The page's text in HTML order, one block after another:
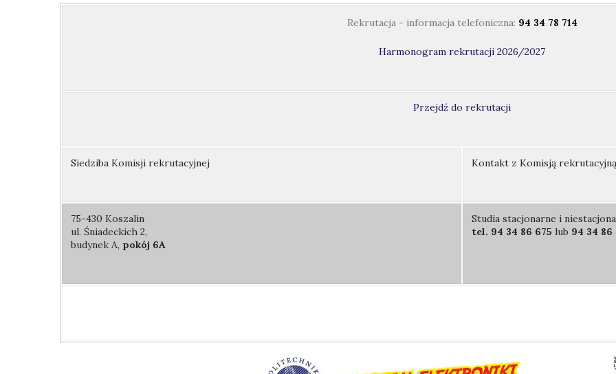
Rekrutacja - informacja telefoniczna: 94 34 78 714
Harmonogram rekrutacji 2026/2027
Przejdź do rekrutacji
Siedziba Komisji rekrutacyjnej Kontakt z Komisją rekrutacyjną
75-430 Koszalin
ul. Śniadeckich 2,
budynek A, pokój 6A
Studia stacjonarne i
tel. 94 34 86 675 lub 94 34 86